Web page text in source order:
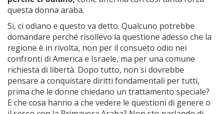
questa donna araba.
Si, ci odiano e questo va detto. Qualcuno potrebbe
domandare perché risollevo la questione adesso che la
regione è in rivolta, non per il consueto odio nei
confronti di America e Israele, ma per una comune
richiesta di libertà. Dopo tutto, non si dovrebbe
pensare a conquistare diritti fondamentali per tutti,
prima che le donne chiedano un trattamento speciale?
E che cosa hanno a che vedere le questioni di genere o